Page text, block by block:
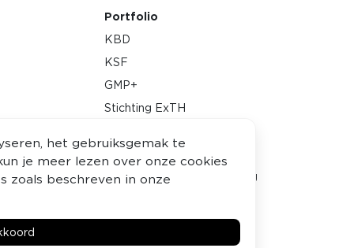
Portfolio
KBD
KSF
GMP+
Stichting ExTH
Associatie voor Examinering
het gebruiksgemak te
je meer lezen over onze cookies
zoals beschreven in onze